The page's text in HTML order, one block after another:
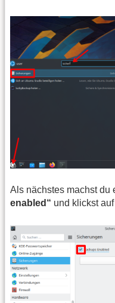
Als nächstes machst du
enabled“ und klickst